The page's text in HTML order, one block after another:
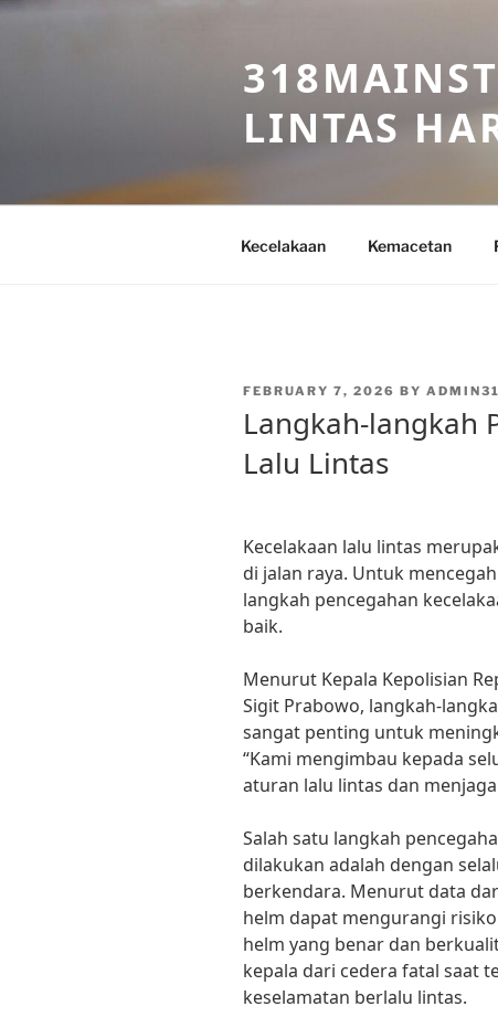
Skip
LINTAS
Kecelakaan Kemacetan
POSTED
FEBRUARY 7, 2026 BY
Langkah-langkah
Lalu Lintas
Kecelakaan lalu lintas
di jalan raya. Untuk
langkah pencegahan
baik.
Menurut Kepala Kepolisian
Sigit Prabowo, langkah-
sangat penting untuk
“Kami mengimbau kepada
aturan lalu lintas dan
Salah satu langkah
dilakukan adalah dengan
berkendara. Menurut data
helm dapat mengurangi
helm yang benar dan
kepala dari cedera fatal saat
keselamatan berlalu lintas.